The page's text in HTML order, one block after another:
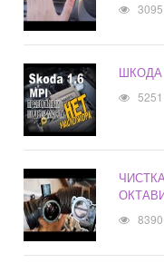
3095
5251
8390